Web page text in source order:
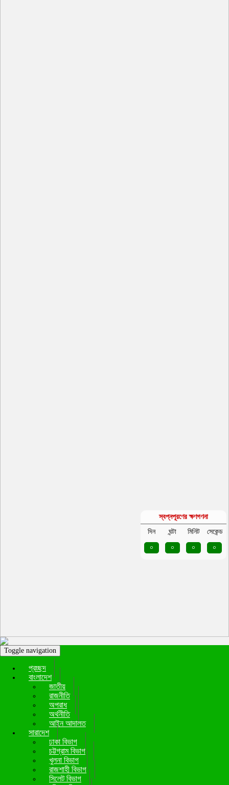
Toggle navigation
প্রচ্ছদ
বাংলাদেশ
জাতীয়
রাজনীতি
অপরাধ
অর্থনীতি
আইন আদালত
সারাদেশ
ঢাকা বিভাগ
চট্টগ্রাম বিভাগ
খুলনা বিভাগ
রাজশাহী বিভাগ
সিলেট বিভাগ
স্বপ্নপূরণের ক্ষণগণনা
দিন
ঘন্টা মিনিট
সেকেন্ড
০
০ ০ ০